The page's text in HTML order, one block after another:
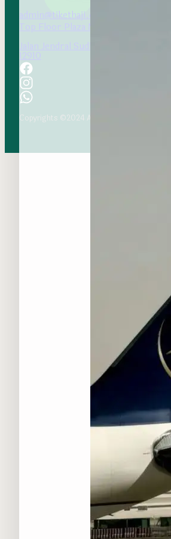
admin@tikethaji.com
Top Floor Plaza Marein
Jalan Jendral Sudirman Kav 76-78
12910
Copyrights ©2024 All rights reserved.